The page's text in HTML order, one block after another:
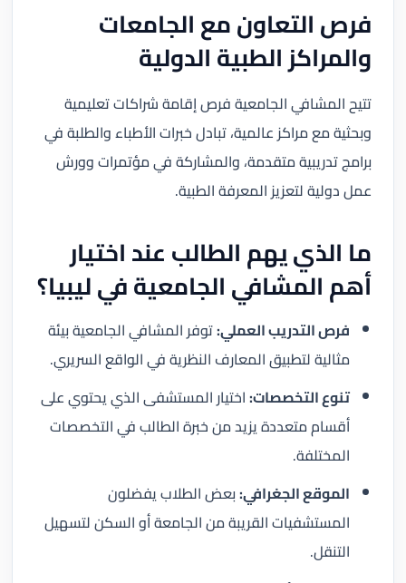
فرص التعاون مع الجامعات
والمراكز الطبية الدولية
تتيح المشافي الجامعية فرص إقامة شراكات تعليمية
وبحثية مع مراكز عالمية، تبادل خبرات الأطباء والطلبة في
برامج تدريبية متقدمة، والمشاركة في مؤتمرات وورش
عمل دولية لتعزيز المعرفة الطبية.
ما الذي يهم الطالب عند اختيار
أهم المشافي الجامعية في ليبيا؟
فرص التدريب العملي:توفر المشافي الجامعية بيئة
مثالية لتطبيق المعارف النظرية في الواقع السريري.
تنوع التخصصات:اختيار المستشفى الذي يحتوي على
أقسام متعددة يزيد من خبرة الطالب في التخصصات
المختلفة.
الموقع الجغرافي:بعض الطلاب يفضلون
المستشفيات القريبة من الجامعة أو السكن لتسهيل
التنقل.